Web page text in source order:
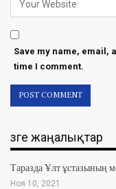
Save my name, email,
time I comment.
Өзге жаңалықтар
Таразда Ұлт ұстазының
Ноя 10, 2021